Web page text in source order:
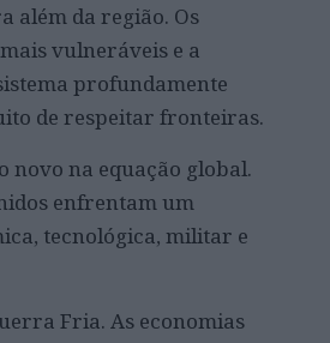
além da região. Os
vulneráveis e a
profundamente
de respeitar fronteiras.
novo na equação global.
enfrentam um
tecnológica, militar e
Fria. As economias